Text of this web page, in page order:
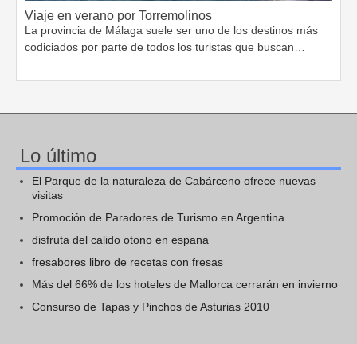
Viaje en verano por Torremolinos
La provincia de Málaga suele ser uno de los destinos más
codiciados por parte de todos los turistas que buscan…
Lo último
El Parque de la naturaleza de Cabárceno ofrece nuevas
visitas
Promoción de Paradores de Turismo en Argentina
disfruta del calido otono en espana
fresabores libro de recetas con fresas
Más del 66% de los hoteles de Mallorca cerrarán en invierno
Consurso de Tapas y Pinchos de Asturias 2010